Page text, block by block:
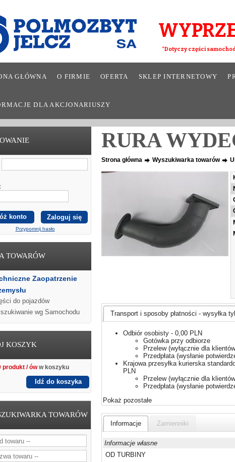
*Dotyczy części
GŁÓWNA O FIRMIE OFERTA SKLEP INTERNETOWY
DLA AKCJONARIUSZY
konto
Przypomnij hasło
TOWARÓW
Zaopatrzenie
do pojazdów
wg Samochodu
KOSZYK
produkt / óww koszyku
Idź do koszyka
TOWARÓW
RURA
Strona główna Wyszukiwarka towarów
Transport i sposoby płatności - wysyłka
Odbiór osobisty - 0,00 PLN
Gotówka przy odbiorze
Przelew (wyłącznie dla
Przedpłata (wysłanie
Krajowa przesyłka kurierska
PLN
Przelew (wyłącznie dla
Przedpłata (wysłanie
Pokaż pozostałe
Informacje Zamienniki
Informacje własne
OD TURBINY